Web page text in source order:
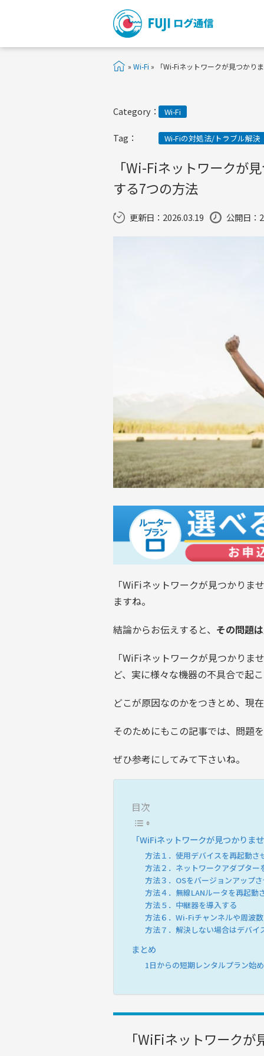
» Wi-Fi » 「Wi-Fiネットワークが見つかり
Category： Wi-Fi
Tag： Wi-Fiの対処法/トラブル解決
「Wi-Fiネットワークが
する7つの方法
更新日： 2026.03.19 公開日：
「WiFiネットワークが見つかりま
ますね。
結論からお伝えすると、 その問題
「WiFiネットワークが見つかりま
ど、実に様々な機器の不具合で起
どこが原因なのかをつきとめ、現
そのためにもこの記事では、問題
ぜひ参考にしてみて下さいね。
目次
「WiFiネットワークが見つかりま
方法１．使用デバイスを再起動さ
方法２．ネットワークアダプター
方法３．OSをバージョンアップ
方法４．無線LANルータを再起動
方法５．中継器を導入する
方法６．Wi-Fiチャンネルや周波
方法７．解決しない場合はデバイ
まとめ
1日からの短期レンタルプラン始
「WiFiネットワーク